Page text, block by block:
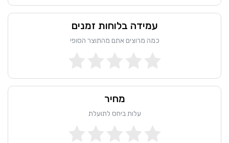
עמידה בלוחות זמנים
כמה מרוצים אתם מהתוצר הסופי
מחיר
עלות ביחס לתועלת